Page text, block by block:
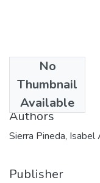
No
Thumbnail
Available
2005
Authors
Sierra Pineda, Isabel
Publisher